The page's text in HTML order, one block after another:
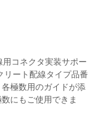
コネクタ実装サポー
リート配線タイプ品番
極数用のガイドが添
にもご使用できま